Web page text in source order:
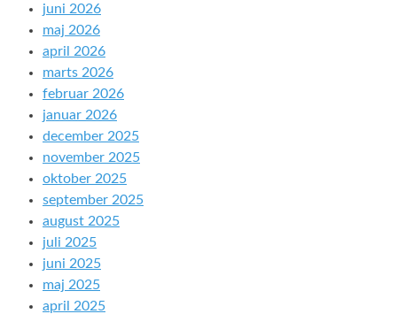
juni 2026
maj 2026
april 2026
marts 2026
februar 2026
januar 2026
december 2025
november 2025
oktober 2025
september 2025
august 2025
juli 2025
juni 2025
maj 2025
april 2025